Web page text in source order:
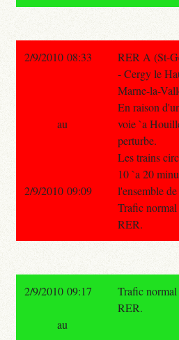
2/9/2010 08:33
RER A (St-
- Cergy le
Marne-la-
En raison
voie `a
perturbe.
Les trains
10 `a 20
l'ensemble
Trafic normal
RER.
au
2/9/2010 09:09
2/9/2010 09:17
Trafic normal
RER.
au